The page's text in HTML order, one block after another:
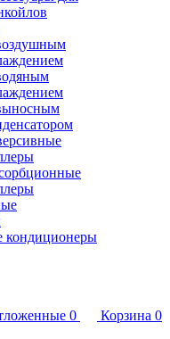
кондиционеры
0 Корзина 0